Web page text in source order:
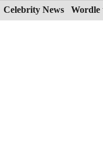
Celebrity News Wordle